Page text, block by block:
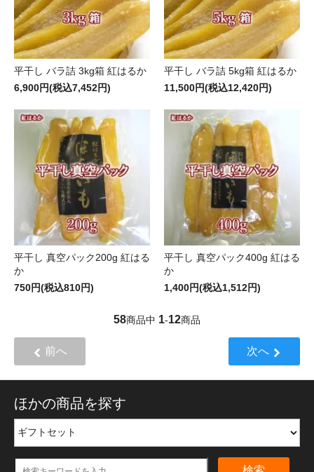
平干し バラ詰 3kg箱 紅はるか
6,900円(税込7,452円)
平干し バラ詰 5kg箱 紅はるか
11,500円(税込12,420円)
平干し 真空パック200g 紅はる
か
750円(税込810円)
平干し 真空パック400g 紅はる
か
1,400円(税込1,512円)
58商品中 1-12商品
前へ 次へ
ほかの商品を探す